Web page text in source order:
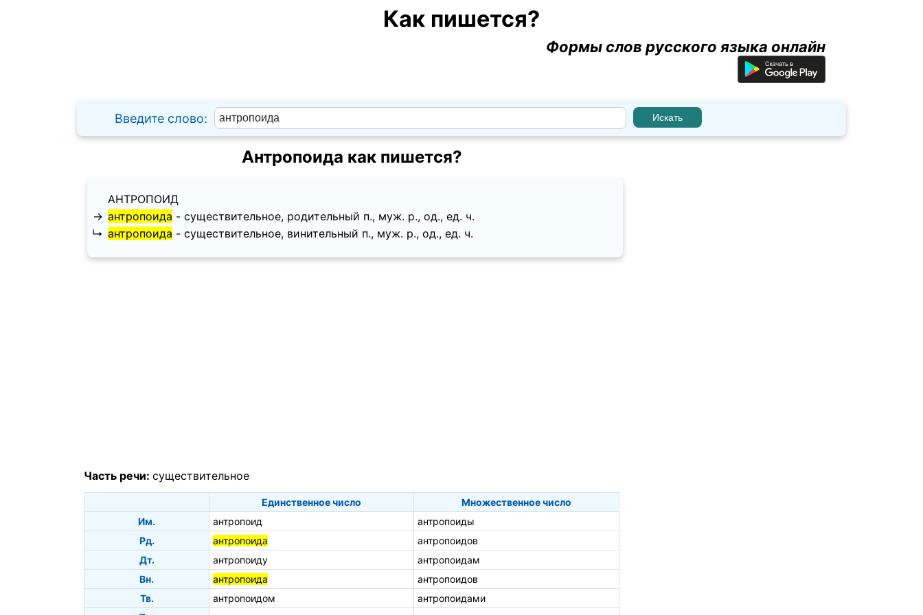
Как пишется?
Формы слов русского языка онлайн
Введите слово:
Антропоида как пишется?
АНТРОПОИД
→ антропоида - существительное, родительный п., муж. p., од., ед. ч.
↳ антропоида - существительное, винительный п., муж. p., од., ед. ч.
Часть речи: существительное
Единственное число
Множественное число
Им.
антропоид
антропоиды
Рд.
антропоида
антропоидов
Дт.
антропоиду
антропоидам
Вн.
антропоида
антропоидов
Тв.
антропоидом
антропоидами